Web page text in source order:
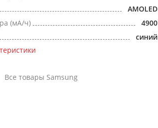
AMOLED
(мА/ч)
4900
синий
Все товары Samsung